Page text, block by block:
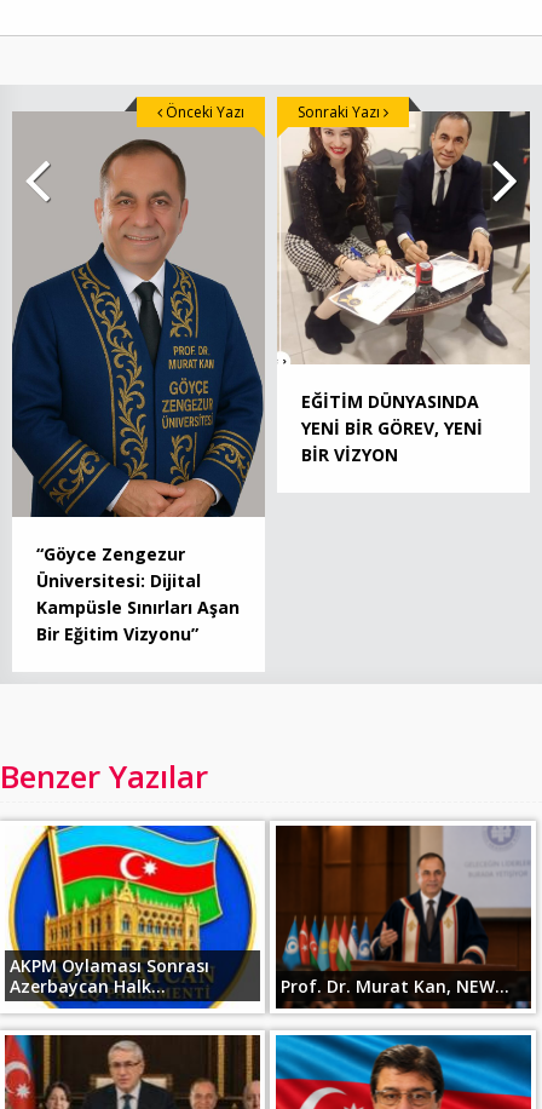
“Göyce Zengezur
Üniversitesi: Dijital
Kampüsle Sınırları Aşan
Bir Eğitim Vizyonu”
Önceki Yazı
EĞİTİM DÜNYASINDA
YENİ BİR GÖREV, YENİ
BİR VİZYON
Sonraki Yazı
Benzer Yazılar
AKPM Oylaması Sonrası
Azerbaycan Halk...
Prof. Dr. Murat Kan, NEW...